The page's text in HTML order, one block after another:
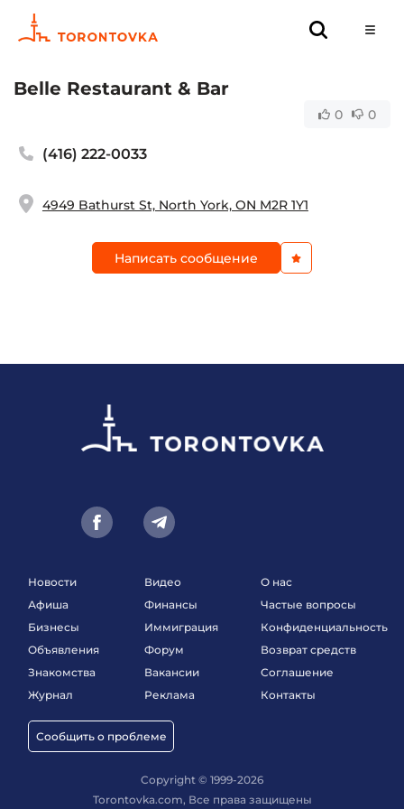
Belle Restaurant & Bar
0 0
(416) 222-0033
4949 Bathurst St, North York, ON M2R 1Y1
Написать сообщение
Новости
Афиша
Бизнесы
Объявления
Знакомства
Журнал
Сообщить о проблеме
Видео
Финансы
Иммиграция
Форум
Вакансии
Реклама
О нас
Частые вопросы
Конфиденциальность
Возврат средств
Соглашение
Контакты
Copyright © 1999-2026
Torontovka.com, Все права защищены